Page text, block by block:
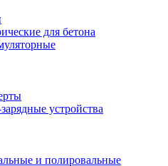
для бетона
устройства
и полировальные